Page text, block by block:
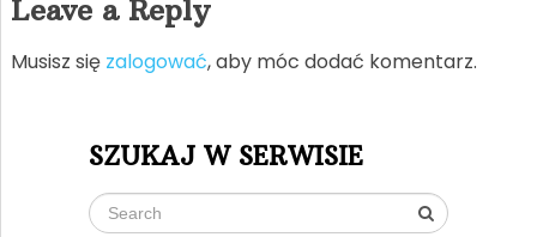
Leave a Reply
Musisz się zalogować, aby móc dodać komentarz.
SZUKAJ W SERWISIE